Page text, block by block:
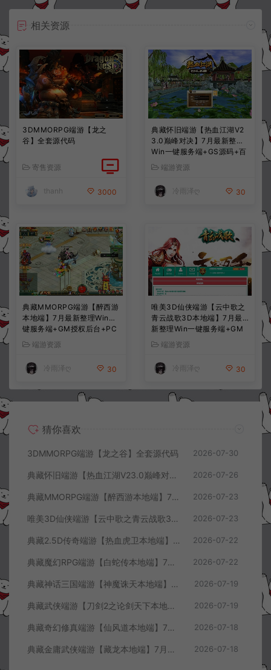
相关资源
3DMMORPG端游【龙之
谷】全套源代码
寄售资源
thanh 3000
典藏怀旧端游【热血江湖V2
3.0巅峰对决】7月最新整理
Win一键服务端+GS源码+百
宝阁+在线GM工具+PC客户
端+详细搭建教程
端游资源
冷雨泽ღ 30
典藏MMORPG端游【醉西游
本地端】7月最新整理Win一
键服务端+GM授权后台+PC
客户端+详细搭建教程
端游资源
冷雨泽ღ 30
唯美3D仙侠端游【云中歌之
青云战歌3D本地端】7月最
新整理Win一键服务端+GM
工具+PC客户端+详细搭建教
端游资源
冷雨泽ღ 30
猜你喜欢
3DMMORPG端游【龙之谷】全套源代码 2026-07-30
典藏怀旧端游【热血江湖V23.0巅峰对决】7月最新整理Win一键服务端+GS源码+百宝阁+在线GM工具+PC客户端+详细搭建教程 2026-07-26
典藏MMORPG端游【醉西游本地端】7月最新整理Win一键服务端+GM授权后台+PC客户端+详细搭建教程 2026-07-23
唯美3D仙侠端游【云中歌之青云战歌3D本地端】7月最新整理Win一键服务端+GM工具+PC客户端+详细搭建教程 2026-07-23
典藏2.5D传奇端游【热血虎卫本地端】7月最新整理Win一键服务端+充值教程+PC客户端+详细搭建教程 2026-07-22
典藏魔幻RPG端游【白蛇传本地端】7月最新整理Win一键服务端+GM工具+PC客户端+详细搭建教程 2026-07-22
典藏神话三国端游【神魔诛天本地端】7月最新整理Win一键服务端+充值教程+PC客户端+详细搭建教程 2026-07-19
典藏武侠端游【刀剑2之论剑天下本地端】7月最新整理Win一键服务端+GM工具+PC客户端+详细搭建教程 2026-07-19
典藏奇幻修真端游【仙风道本地端】7月最新整理Win一键服务端+GM工具+PC客户端+详细搭建教程 2026-07-18
典藏金庸武侠端游【藏龙本地端】7月最新整理Win一键服务端+GM工具+PC客户端+详细搭建教程 2026-07-18